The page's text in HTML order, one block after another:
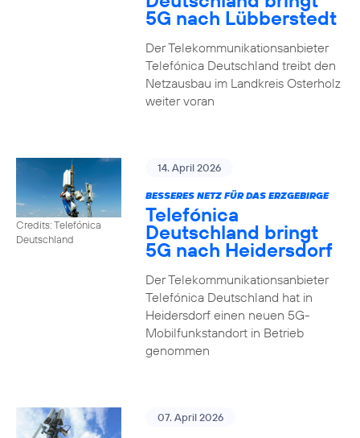
5G nach Lübberstedt
Der Telekommunikationsanbieter
Telefónica Deutschland treibt den
Netzausbau im Landkreis Osterholz
weiter voran
Credits: Telefónica
Deutschland
14. April 2026
BESSERES NETZ FÜR DAS ERZGEBIRGE
Telefónica
Deutschland bringt
5G nach Heidersdorf
Der Telekommunikationsanbieter
Telefónica Deutschland hat in
Heidersdorf einen neuen 5G-
Mobilfunkstandort in Betrieb
genommen
07. April 2026